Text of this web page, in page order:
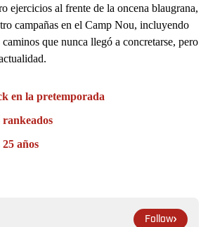
ejercicios al frente de la oncena blaugrana,
campañas en el Camp Nou, incluyendo
que nunca llegó a concretarse, pero
en la pretemporada
años
Follow